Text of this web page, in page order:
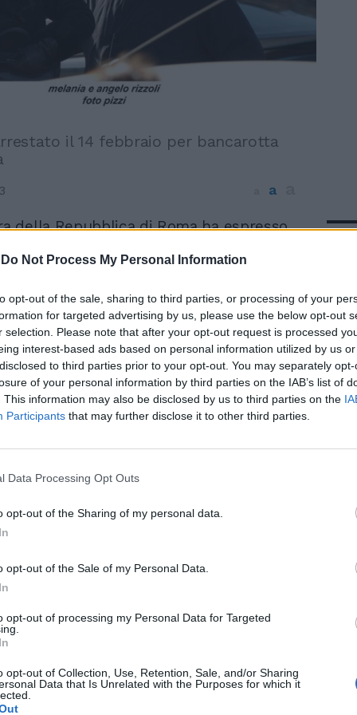
Do Not Process My Personal Information
opt-out of the sale, sharing to third parties, or processing of your
for targeted advertising by us, please use the below opt-out
selection. Please note that after your opt-out request is processed
interest-based ads based on personal information utilized by us
to third parties prior to your opt-out. You may separately
of your personal information by third parties on the IAB’s list of
This information may also be disclosed by us to third parties on the
Participants that may further disclose it to other third parties.
Data Processing Opt Outs
opt-out of the Sharing of my personal data.
opt-out of the Sale of my Personal Data.
opt-out of processing my Personal Data for Targeted
opt-out of Collection, Use, Retention, Sale, and/or Sharing
Data that Is Unrelated with the Purposes for which it
il 14 febbraio per bancarotta
a
della Repubblica di Roma ha espresso
produttore cinematografico Angelo
fraudolenta conseguente al fallimento per
euro di quattro società di produzione
Il parere favorevole è stato
pubblici ministeri Giorgio Orano e
accogliendo un'istanza degli
e Francesca Coppi per sottolineare la
Rizzoli non venga portato in carcere a
sue precarie condizioni di salute. Il
che soffre di una grave forma di sclerosi
Sandro Pertini. Accogliendo la
«di gravi patologie già
accertate dal perito nominato dal
con il regime carcerario
preferire la prosecuzione della
agli arresti domiciliari che consentano a
lo svolgimento di una attività
in grado di fronteggiare i profili
della sua patologia». Gli atti sono stati
dell'indagine preliminare Aldo
dovrà decidere se l'ordinanza di
In
Rudy Giuliani a Come States?
americana